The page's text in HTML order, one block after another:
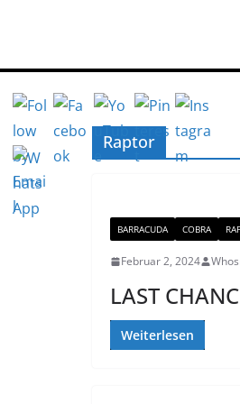
Raptor
BARRACUDA COBRA
Februar 2, 2024
LAST
Weiterlesen